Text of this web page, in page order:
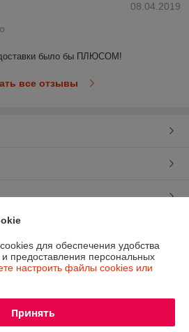
08.04.2019
доставки было бы ПЛЮСОМ!
все отзывы
Deal.by
для обеспечения удобства
предоставления персональных
настроить файлы cookies или
Принять